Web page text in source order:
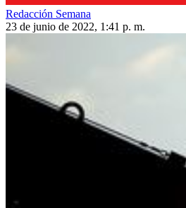
Redacción Semana
23 de junio de 2022, 1:41 p. m.